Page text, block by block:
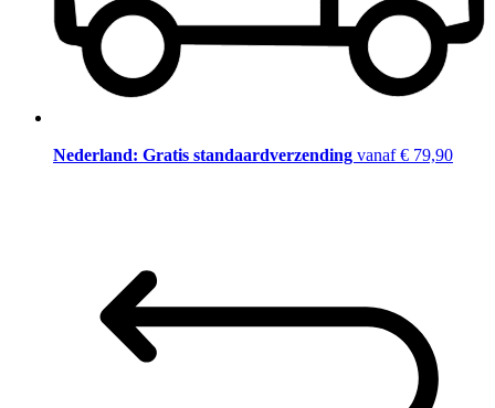
Nederland: Gratis standaardverzending vanaf € 79,90